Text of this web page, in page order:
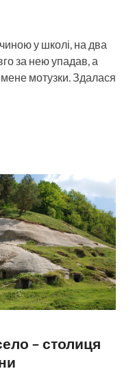
у школі, на два
за нею упадав, а
мотузки. Здалася
– столиця